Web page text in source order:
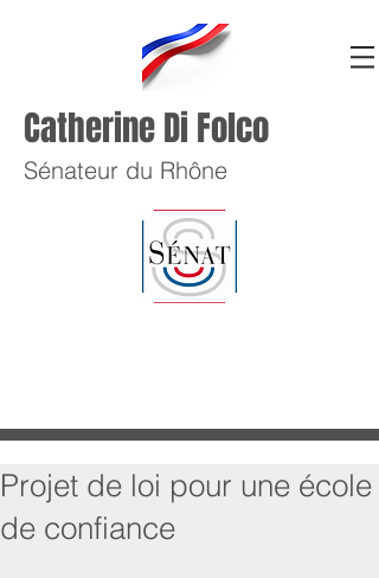
Catherine Di Folco
Sénateur du Rhône
Projet de loi pour une école
de confiance